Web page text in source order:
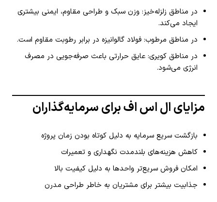
در مناطق زلزله‌خیز: وزن سبک و طراحی مقاوم، ایمنی بیشتری
ایجاد می‌کند.
در مناطق مرطوب: فولاد گالوانیزه در برابر رطوبت مقاوم است.
در مناطق کویری: عایق حرارتی باعث صرفه‌جویی در مصرف
انرژی می‌شود.
مزایای ال اس اف برای سرمایه‌گذاران
بازگشت سریع سرمایه به دلیل کوتاه بودن زمان پروژه
کاهش هزینه‌های بلندمدت نگهداری و تعمیرات
امکان فروش سریع‌تر واحدها به دلیل کیفیت بالا
جذابیت بیشتر برای مشتریان به خاطر طراحی مدرن